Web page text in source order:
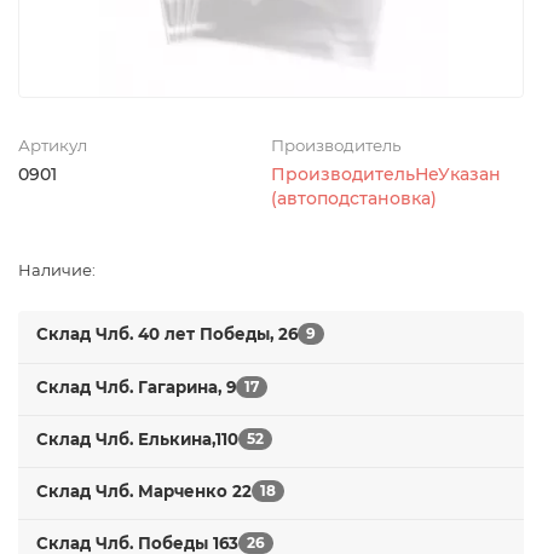
Артикул
0901
Производитель
ПроизводительНеУказан
(автоподстановка)
Наличие:
Склад Члб. 40 лет Победы, 26 9
Склад Члб. Гагарина, 9 17
Склад Члб. Елькина,110 52
Склад Члб. Марченко 22 18
Склад Члб. Победы 163 26